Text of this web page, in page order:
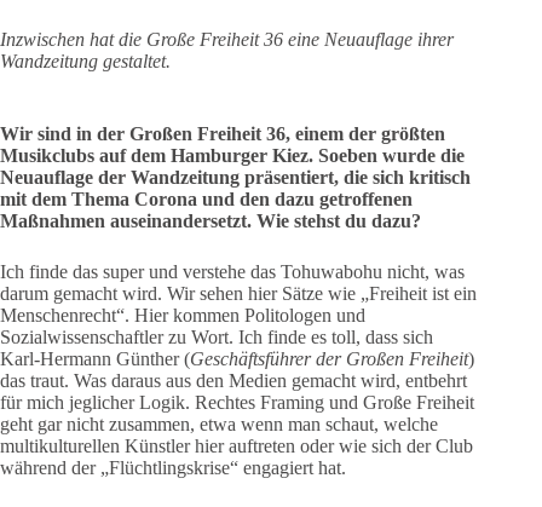
Inzwischen hat die Große Freiheit 36 eine Neuauflage ihrer
Wandzeitung gestaltet.
Wir sind in der Großen Freiheit 36, einem der größten
Musikclubs auf dem Hamburger Kiez. Soeben wurde die
Neuauflage der Wandzeitung präsentiert, die sich kritisch
mit dem Thema Corona und den dazu getroffenen
Maßnahmen auseinandersetzt. Wie stehst du dazu?
Ich finde das super und verstehe das Tohuwabohu nicht, was
darum gemacht wird. Wir sehen hier Sätze wie „Freiheit ist ein
Menschenrecht“. Hier kommen Politologen und
Sozialwissenschaftler zu Wort. Ich finde es toll, dass sich
Karl-Hermann Günther (Geschäftsführer der Großen Freiheit)
das traut. Was daraus aus den Medien gemacht wird, entbehrt
für mich jeglicher Logik. Rechtes Framing und Große Freiheit
geht gar nicht zusammen, etwa wenn man schaut, welche
multikulturellen Künstler hier auftreten oder wie sich der Club
während der „Flüchtlingskrise“ engagiert hat.